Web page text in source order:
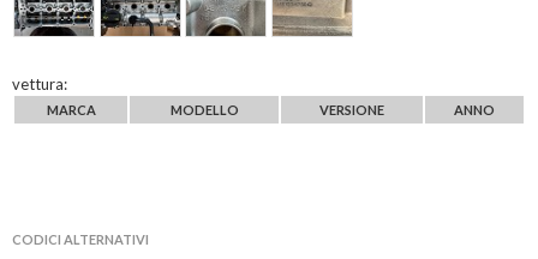
vettura:
MARCA MODELLO VERSIONE ANNO
CODICI ALTERNATIVI